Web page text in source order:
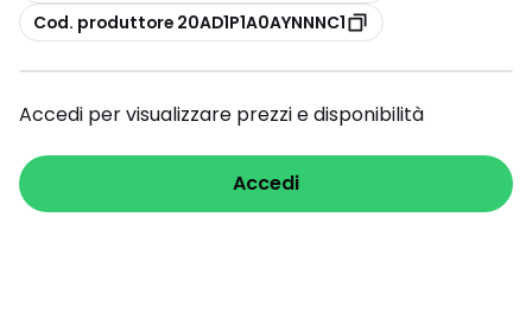
copia
Cod. produttore 20AD1P1A0AYNNNC1
Accedi per visualizzare prezzi e disponibilità
Accedi